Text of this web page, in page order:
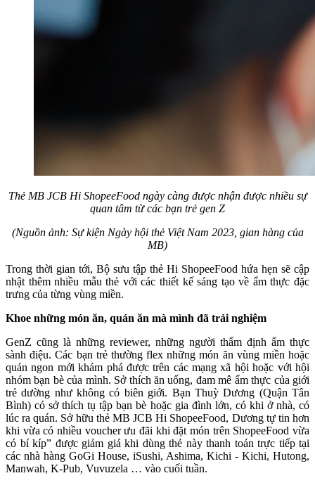
Thẻ MB JCB Hi ShopeeFood ngày càng được nhận được nhiều sự
quan tâm từ các bạn trẻ gen Z
(Nguồn ảnh: Sự kiện Ngày hội thẻ Việt Nam 2023, gian hàng của
MB)
Trong thời gian tới, Bộ sưu tập thẻ Hi ShopeeFood hứa hẹn sẽ cập
nhật thêm nhiều mẫu thẻ với các thiết kế sáng tạo về ẩm thực đặc
trưng của từng vùng miền.
Khoe những món ăn, quán ăn mà mình đã trải nghiệm
GenZ cũng là những reviewer, những người thẩm định ẩm thực
sành điệu. Các bạn trẻ thường flex những món ăn vùng miền hoặc
quán ngon mới khám phá được trên các mạng xã hội hoặc với hội
nhóm bạn bè của mình. Sở thích ăn uống, đam mê ẩm thực của giới
trẻ dường như không có biên giới. Bạn Thuỳ Dương (Quận Tân
Bình) có sở thích tụ tập bạn bè hoặc gia đình lớn, có khi ở nhà, có
lúc ra quán. Sở hữu thẻ MB JCB Hi ShopeeFood, Dương tự tin hơn
khi vừa có nhiều voucher ưu đãi khi đặt món trên ShopeeFood vừa
có bí kíp” được giảm giá khi dùng thẻ này thanh toán trực tiếp tại
các nhà hàng GoGi House, iSushi, Ashima, Kichi - Kichi, Hutong,
Manwah, K-Pub, Vuvuzela … vào cuối tuần.